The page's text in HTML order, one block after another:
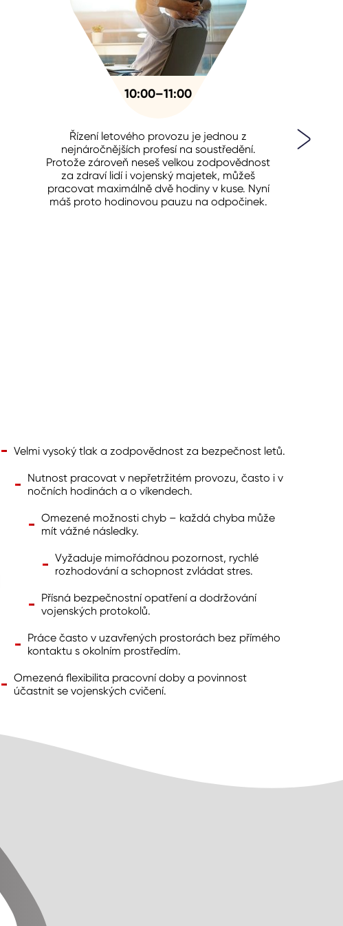
10:00–11:00
Řízení letového provozu je jednou z
nejnáročnějších profesí na soustředění.
Protože zároveň neseš velkou zodpovědnost
za zdraví lidí i vojenský majetek, můžeš
pracovat maximálně dvě hodiny v kuse. Nyní
máš proto hodinovou pauzu na odpočinek.
Velmi vysoký tlak a zodpovědnost za bezpečnost letů.
Nutnost pracovat v nepřetržitém provozu, často i v
nočních hodinách a o víkendech.
Omezené možnosti chyb – každá chyba může
mít vážné následky.
Vyžaduje mimořádnou pozornost, rychlé
rozhodování a schopnost zvládat stres.
Přísná bezpečnostní opatření a dodržování
vojenských protokolů.
Práce často v uzavřených prostorách bez přímého
kontaktu s okolním prostředím.
Omezená flexibilita pracovní doby a povinnost
účastnit se vojenských cvičení.